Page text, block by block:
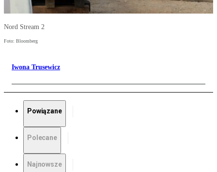
Nord Stream 2
Foto: Bloomberg
Iwona Trusewicz
Powiązane
Polecane
Najnowsze